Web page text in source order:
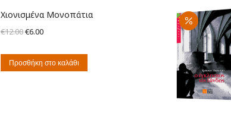
Χιονισμένα Μονοπάτια
€12.00Original
was:
€6.00Η
τιμή
Προσθήκη στο καλάθι